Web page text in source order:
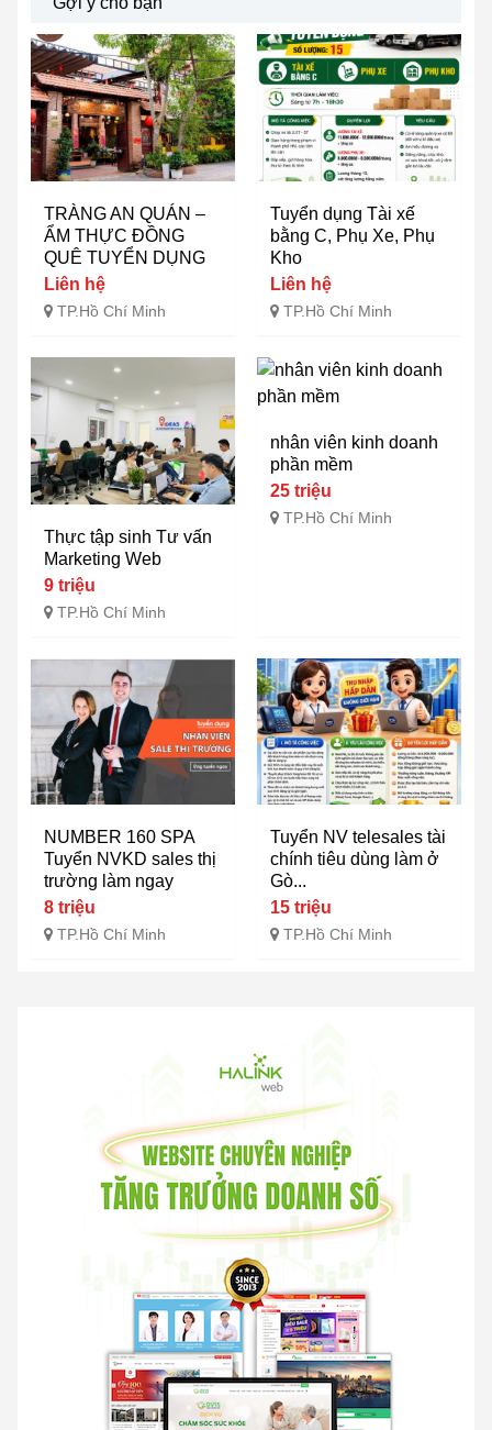
TRÀNG AN QUÁN –
ẨM THỰC ĐỒNG
QUÊ TUYỂN DỤNG
Liên hệ
TP.Hồ Chí Minh
Tuyển dụng Tài xế
bằng C, Phụ Xe, Phụ
Kho
Liên hệ
TP.Hồ Chí Minh
Thực tập sinh Tư vấn
Marketing Web
9 triệu
TP.Hồ Chí Minh
nhân viên kinh doanh
phần mềm
25 triệu
TP.Hồ Chí Minh
NUMBER 160 SPA
Tuyển NVKD sales thị
trường làm ngay
8 triệu
TP.Hồ Chí Minh
Tuyển NV telesales tài
chính tiêu dùng làm ở
Gò...
15 triệu
TP.Hồ Chí Minh